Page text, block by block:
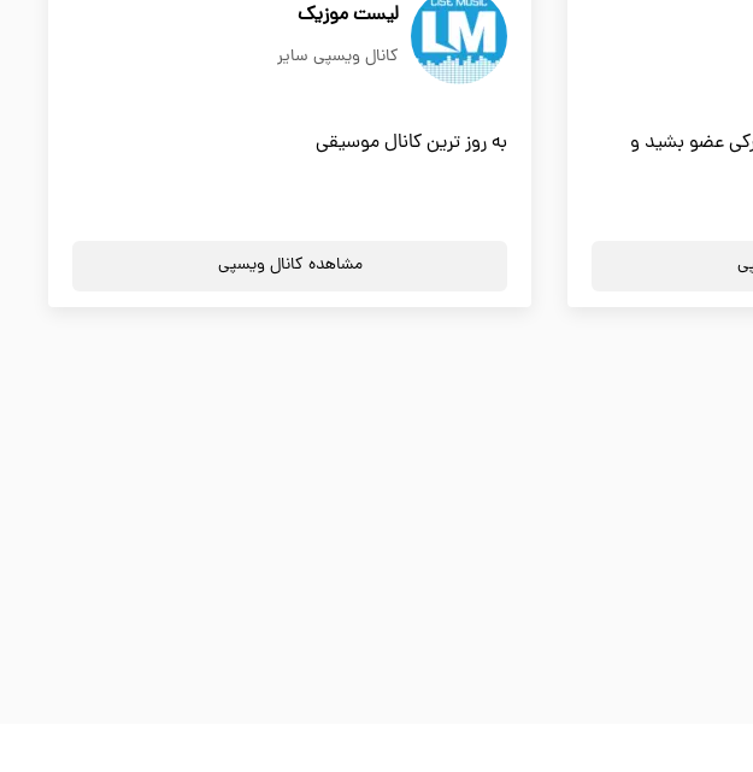
عضو بشید و
لیست موزیک
کانال ویسپی سایر
به روز ترین کانال موسیقی
مشاهده کانال ویسپی